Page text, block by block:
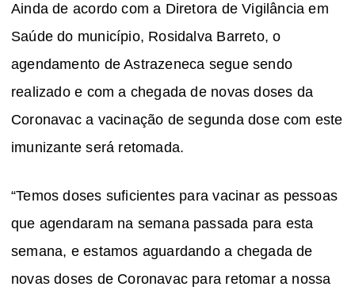
Ainda de acordo com a Diretora de Vigilância em
Saúde do município, Rosidalva Barreto, o
agendamento de Astrazeneca segue sendo
realizado e com a chegada de novas doses da
Coronavac a vacinação de segunda dose com este
imunizante será retomada.
“Temos doses suficientes para vacinar as pessoas
que agendaram na semana passada para esta
semana, e estamos aguardando a chegada de
novas doses de Coronavac para retomar a nossa